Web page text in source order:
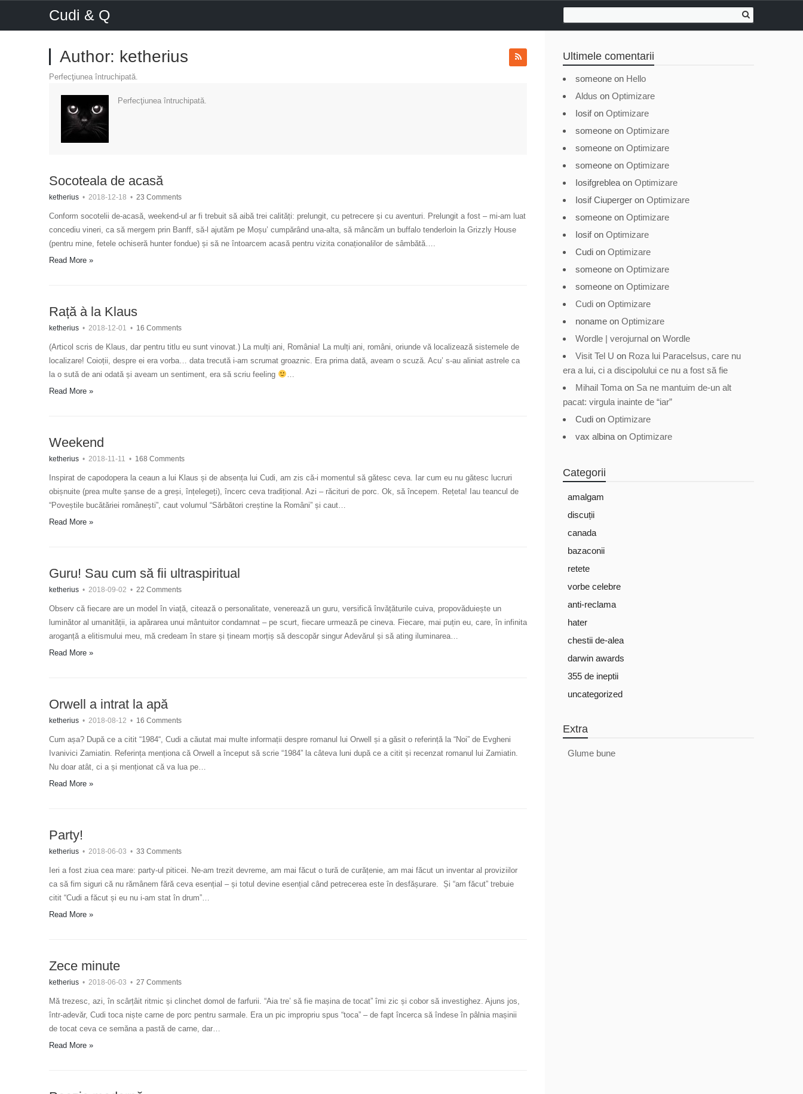
Cudi & Q
Author: ketherius
Perfecţiunea întruchipată.
Perfecţiunea întruchipată.
Socoteala de acasă
ketherius • 2018-12-18 • 23 Comments
Conform socotelii de-acasă, weekend-ul ar fi trebuit să aibă trei calități: prelungit, cu petrecere și cu aventuri. Prelungit a fost – mi-am luat
concediu vineri, ca să mergem prin Banff, să-l ajutăm pe Moșu’ cumpărând una-alta, să mâncăm un buffalo tenderloin la Grizzly House
(pentru mine, fetele ochiseră hunter fondue) și să ne întoarcem acasă pentru vizita conaționalilor de sâmbătă….
Read More »
Rață à la Klaus
ketherius • 2018-12-01 • 16 Comments
(Articol scris de Klaus, dar pentru titlu eu sunt vinovat.) La mulți ani, România! La mulți ani, români, oriunde vă localizează sistemele de
localizare! Coioții, despre ei era vorba… data trecută i-am scrumat groaznic. Era prima dată, aveam o scuză. Acu’ s-au aliniat astrele ca
la o sută de ani odată și aveam un sentiment, era să scriu feeling
…
Read More »
Weekend
ketherius • 2018-11-11 • 168 Comments
Inspirat de capodopera la ceaun a lui Klaus și de absența lui Cudi, am zis că-i momentul să gătesc ceva. Iar cum eu nu gătesc lucruri
obișnuite (prea multe șanse de a greși, înțelegeți), încerc ceva tradițional. Azi – răcituri de porc. Ok, să începem. Rețeta! Iau teancul de
“Poveștile bucătăriei românești”, caut volumul “Sărbători creștine la Români” și caut…
Read More »
Guru! Sau cum să fii ultraspiritual
ketherius • 2018-09-02 • 22 Comments
Observ că fiecare are un model în viață, citează o personalitate, venerează un guru, versifică învățăturile cuiva, propovăduiește un
luminător al umanității, ia apărarea unui mântuitor condamnat – pe scurt, fiecare urmează pe cineva. Fiecare, mai puțin eu, care, în infinita
aroganță a elitismului meu, mă credeam în stare și țineam morțiș să descopăr singur Adevărul și să ating iluminarea…
Read More »
Orwell a intrat la apă
ketherius • 2018-08-12 • 16 Comments
Cum așa? După ce a citit “1984“, Cudi a căutat mai multe informații despre romanul lui Orwell și a găsit o referință la “Noi” de Evgheni
Ivanivici Zamiatin. Referința menționa că Orwell a început să scrie “1984” la câteva luni după ce a citit și recenzat romanul lui Zamiatin.
Nu doar atât, ci a și menționat că va lua pe…
Read More »
Party!
ketherius • 2018-06-03 • 33 Comments
Ieri a fost ziua cea mare: party-ul piticei. Ne-am trezit devreme, am mai făcut o tură de curățenie, am mai făcut un inventar al proviziilor
ca să fim siguri că nu rămânem fără ceva esențial – și totul devine esențial când petrecerea este în desfășurare. Și “am făcut” trebuie
citit “Cudi a făcut și eu nu i-am stat în drum”…
Read More »
Zece minute
ketherius • 2018-06-03 • 27 Comments
Mă trezesc, azi, în scârțâit ritmic și clinchet domol de farfurii. “Aia tre’ să fie mașina de tocat” îmi zic și cobor să investighez. Ajuns jos,
într-adevăr, Cudi toca niște carne de porc pentru sarmale. Era un pic impropriu spus “toca” – de fapt încerca să îndese în pâlnia mașinii
de tocat ceva ce semăna a pastă de carne, dar…
Read More »
Ultimele comentarii
someone on Hello
Aldus on Optimizare
Iosifon Optimizare
someone on Optimizare
someone on Optimizare
someone on Optimizare
Iosifgreblea on Optimizare
Iosif Ciuperger on Optimizare
someone on Optimizare
Iosifon Optimizare
Cudi on Optimizare
someone on Optimizare
someone on Optimizare
Cudi on Optimizare
noname on Optimizare
Wordle | verojurnal on Wordle
Visit Tel U on Roza lui Paracelsus, care nu
era a lui, ci a discipolului ce nu a fost să fie
Mihail Toma on Sa ne mantuim de-un alt
pacat: virgula inainte de “iar”
Cudi on Optimizare
vax albina on Optimizare
Categorii
amalgam
discuții
canada
bazaconii
retete
vorbe celebre
anti-reclama
hater
chestii de-alea
darwin awards
355 de ineptii
uncategorized
Extra
Glume bune